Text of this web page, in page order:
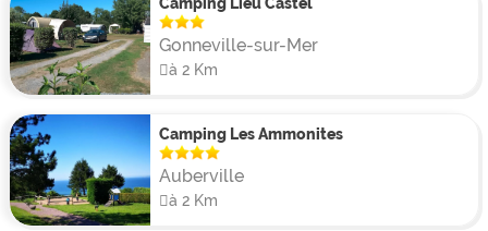
Gonneville-sur-Mer
à 2 Km
Camping Les Ammonites
Auberville
à 2 Km